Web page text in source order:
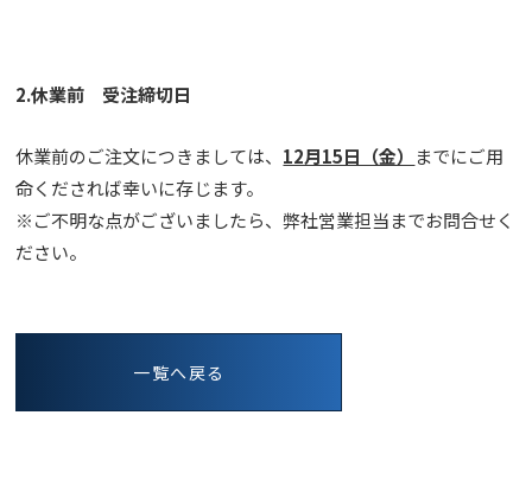
2.休業前 受注締切日
休業前のご注文につきましては、 12月15日（金）
までにご用
命くだされば幸いに存じます。
※ご不明な点がございましたら、弊社営業担当までお問合せく
ださい。
一覧へ戻る